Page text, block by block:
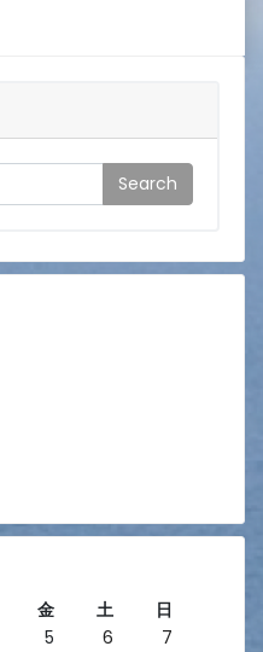
金 土
日
5 6
7